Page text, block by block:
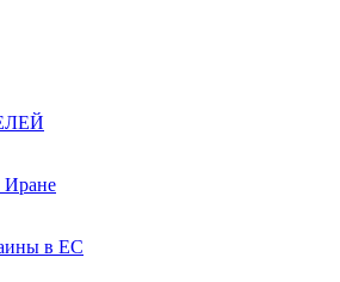
Иране
в ЕС